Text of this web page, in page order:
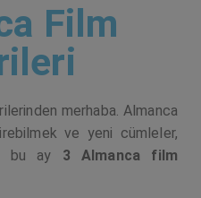
Film
merhaba. Almanca
ve yeni cümleler,
bu ay 3 Almanca film